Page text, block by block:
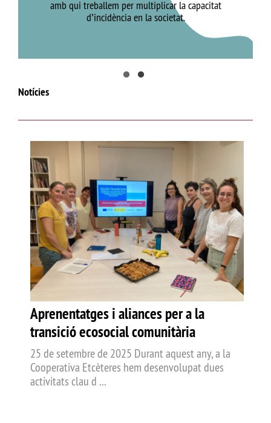
amb qui treballem per multiplicar la capacitat
d’incidència en la societat.
Notícies
Aprenentatges i aliances per a la
transició ecosocial comunitària
25 de setembre de 2025 Durant aquest any, a la
Cooperativa Etcèteres hem desenvolupat dues
activitats clau d ...